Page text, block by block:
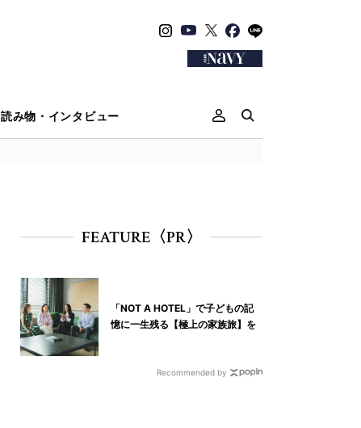
読み物・インタビュー
FEATURE〈PR〉
「NOT A HOTEL」で子どもの記
憶に一生残る【極上の家族旅】を
Recommended by